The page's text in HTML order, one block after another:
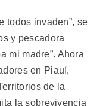
todos invaden”, se
y pescadora
mi madre”. Ahora
en Piauí,
de la
la sobrevivencia